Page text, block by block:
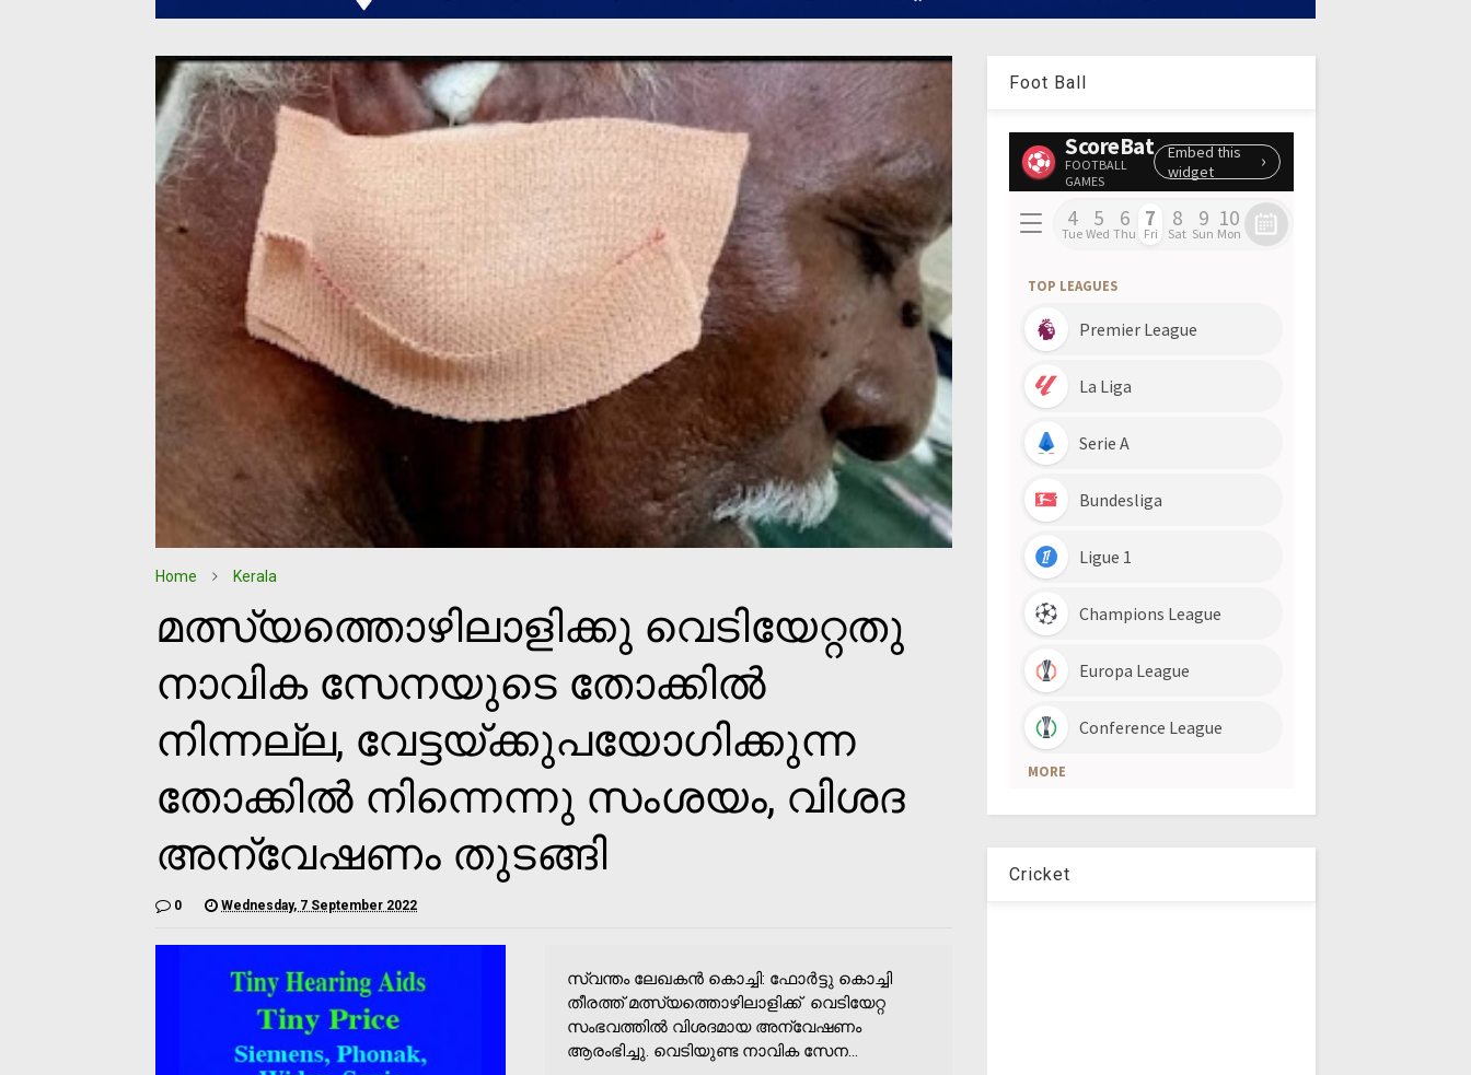
Home Kerala
മത്സ്യത്തൊഴിലാളിക്കു വെടിയേറ്റതു
നാവിക സേനയുടെ തോക്കില്‍
നിന്നല്ല, വേട്ടയ്ക്കുപയോഗിക്കുന്ന
തോക്കില്‍ നിന്നെന്നു സംശയം, വിശദ
അന്വേഷണം തുടങ്ങി
0 Wednesday, 7 September 2022
സ്വന്തം ലേഖകന്‍ കൊച്ചി: ഫോര്‍ട്ടു കൊച്ചി
തീരത്ത് മത്സ്യത്തൊഴിലാളിക്ക് വെടിയേറ്റ
സംഭവത്തില്‍ വിശദമായ അന്വേഷണം
ആരംഭിച്ചു. വെടിയുണ്ട നാവിക സേന...
Foot Ball
Cricket